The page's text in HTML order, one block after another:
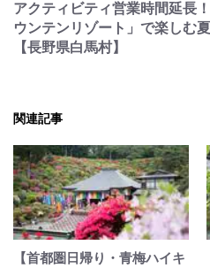
アクティビティ営業時間延長
ウンテンリゾート」で楽しむ
【長野県白馬村】
関連記事
【首都圏日帰り・青梅ハイキ